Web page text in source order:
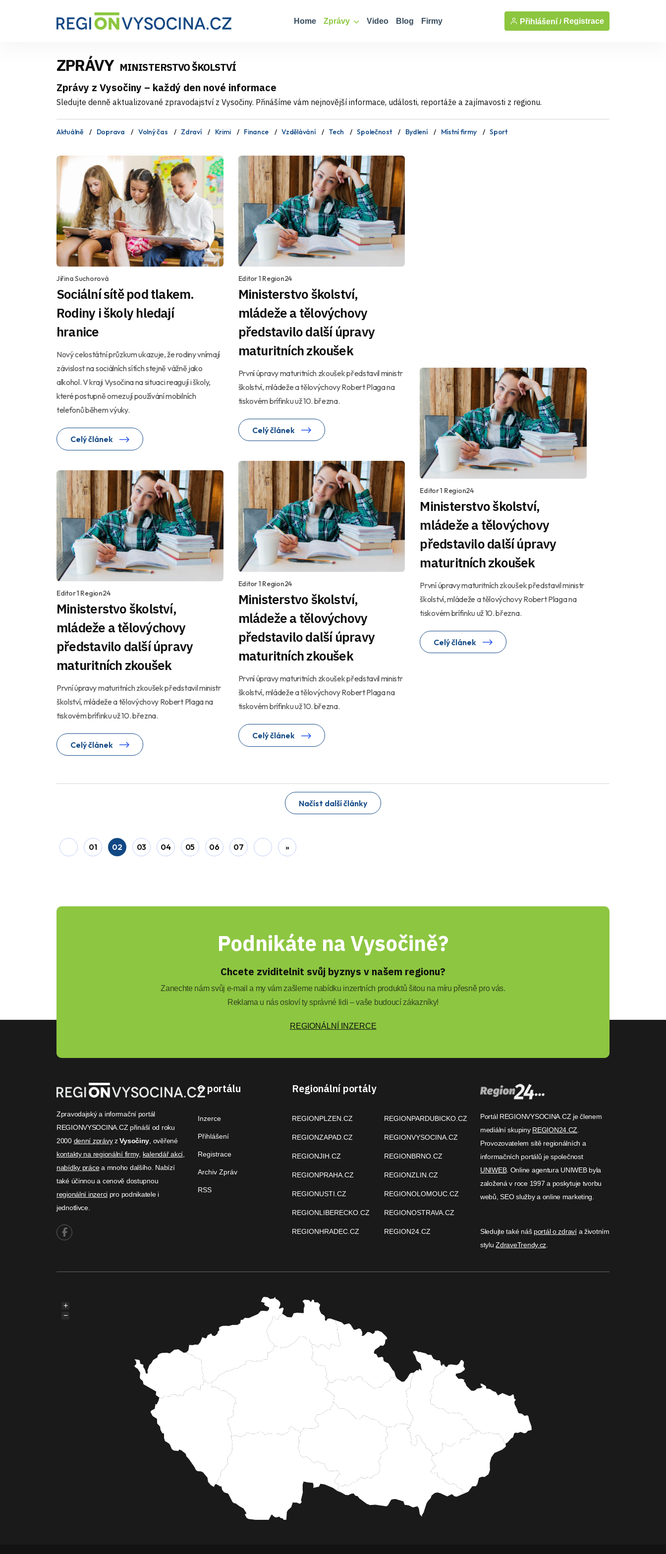
Home Zprávy Video Blog Firmy Přihlášení / Registrace
ZPRÁVY MINISTERSTVO ŠKOLSTVÍ
Zprávy z Vysočiny – každý den nové informace
Sledujte denně aktualizované zpravodajství z Vysočiny. Přinášíme vám nejnovější informace, události, reportáže a zajímavosti z regionu.
Aktuálně Doprava Volný čas Zdraví Krimi Finance Vzdělávání Tech Společnost Bydlení Místní firmy Sport
Jiřina Suchorová
Sociální sítě pod tlakem.
Rodiny i školy hledají
hranice
Nový celostátní průzkum ukazuje, že rodiny vnímají
závislost na sociálních sítích stejně vážně jako
alkohol. V kraji Vysočina na situaci reagují i školy,
které postupně omezují používání mobilních
telefonů během výuky.
Celý článek
Editor 1 Region24
Ministerstvo školství,
mládeže a tělovýchovy
představilo další úpravy
maturitních zkoušek
První úpravy maturitních zkoušek představil ministr
školství, mládeže a tělovýchovy Robert Plaga na
tiskovém brífinku už 10. března.
Celý článek
Editor 1 Region24
Ministerstvo školství,
mládeže a tělovýchovy
představilo další úpravy
maturitních zkoušek
První úpravy maturitních zkoušek představil ministr
školství, mládeže a tělovýchovy Robert Plaga na
tiskovém brífinku už 10. března.
Celý článek
Editor 1 Region24
Ministerstvo školství,
mládeže a tělovýchovy
představilo další úpravy
maturitních zkoušek
První úpravy maturitních zkoušek představil ministr
školství, mládeže a tělovýchovy Robert Plaga na
tiskovém brífinku už 10. března.
Celý článek
Editor 1 Region24
Ministerstvo školství,
mládeže a tělovýchovy
představilo další úpravy
maturitních zkoušek
První úpravy maturitních zkoušek představil ministr
školství, mládeže a tělovýchovy Robert Plaga na
tiskovém brífinku už 10. března.
Celý článek
Načíst další články
01 02 03 04 05 06 07 »
Podnikáte na Vysočině?
Chcete zviditelnit svůj byznys v našem regionu?
Zanechte nám svůj e-mail a my vám zašleme nabídku inzertních produktů šitou na míru přesně pro vás.
Reklama u nás osloví ty správné lidi – vaše budoucí zákazníky!
REGIONÁLNÍ INZERCE
Zpravodajský a informační portál
REGIONVYSOCINA.CZ přináší od roku
2000 denní zprávyzVysočiny , ověřené
kontakty na regionální firmy, kalendář akcí
nabídky prácea mnoho dalšího. Nabízí
také účinnou a cenově dostupnou
regionální inzercipro podnikatele i
jednotlivce.
O portálu
Inzerce
Přihlášení
Registrace
Archiv Zpráv
RSS
Regionální portály
REGIONPLZEN.CZ
REGIONZAPAD.CZ
REGIONJIH.CZ
REGIONPRAHA.CZ
REGIONUSTI.CZ
REGIONLIBERECKO.CZ
REGIONHRADEC.CZ
REGIONPARDUBICKO.CZ
REGIONVYSOCINA.CZ
REGIONBRNO.CZ
REGIONZLIN.CZ
REGIONOLOMOUC.CZ
REGIONOSTRAVA.CZ
REGION24.CZ
Portál REGIONVYSOCINA.CZ je členem
mediální skupiny REGION24.CZ
Provozovatelem sítě regionálních a
informačních portálů je společnost
UNIWEB. Online agentura UNIWEB byla
založená v roce 1997 a poskytuje tvorbu
webů, SEO služby a online marketing.
Sledujte také náš portál o zdravía životním
styluZdraveTrendy.cz
+
−